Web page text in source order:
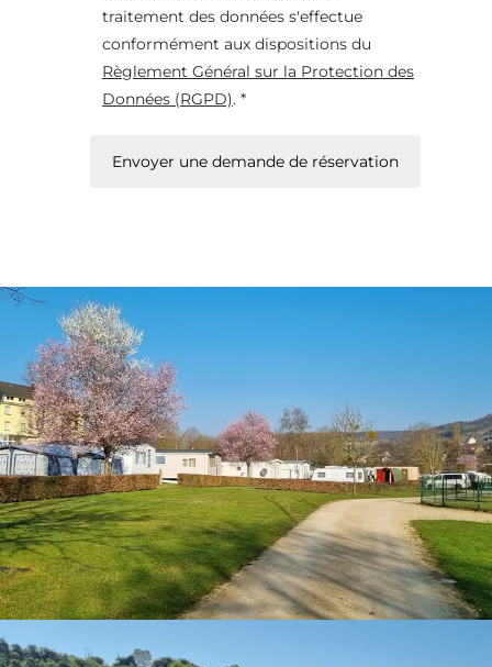
traitement des données s'effectue
conformément aux dispositions du
Règlement Général sur la Protection des
Données (RGPD). *
Envoyer une demande de réservation